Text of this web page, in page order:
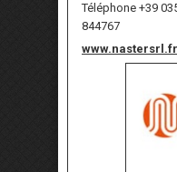
Téléphone +39
844767
www.nastersrl.fr